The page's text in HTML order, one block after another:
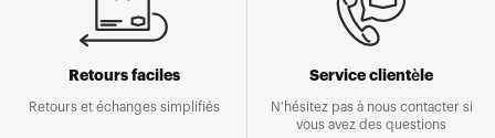
Retours faciles
Retours et échanges simplifiés
Service clientèle
N'hésitez pas à nous contacter si
vous avez des questions